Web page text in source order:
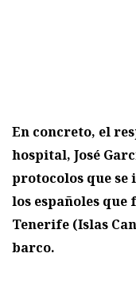
En concreto, el
hospital, José
protocolos que
los españoles
Tenerife (Islas
barco.